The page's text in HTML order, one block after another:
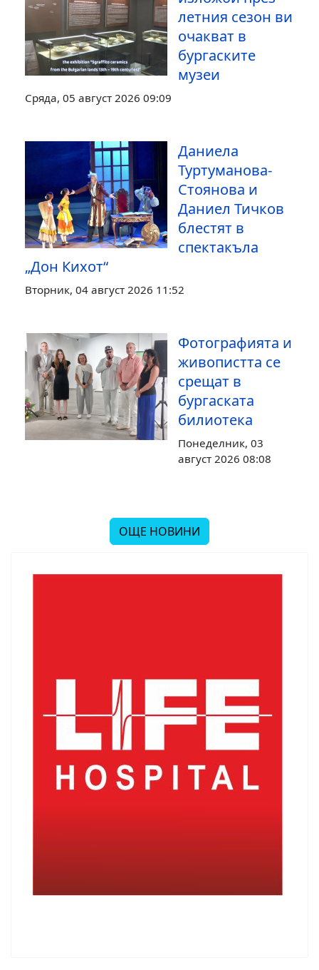
летния сезон ви
очакват в
бургаските
музеи
Сряда, 05 август 2026 09:09
Даниела
Туртуманова-
Стоянова и
Даниел Тичков
блестят в
спектакъла
„Дон Кихот“
Вторник, 04 август 2026 11:52
Фотографията и
живопистта се
срещат в
бургаската
билиотека
Понеделник, 03
август 2026 08:08
ОЩЕ НОВИНИ